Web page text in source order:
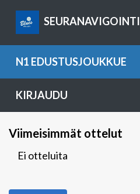
SEURANAVIGOINTI
N1 EDUSTUSJOUKKUE
KIRJAUDU
Viimeisimmät ottelut
Ei otteluita